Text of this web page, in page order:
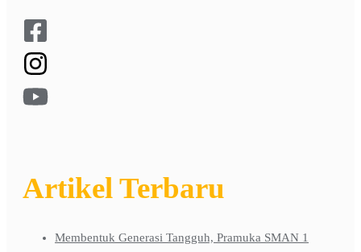
Artikel Terbaru
Membentuk Generasi Tangguh, Pramuka SMAN 1